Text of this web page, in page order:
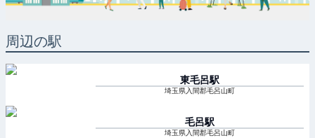
周辺の駅
東毛呂駅
埼玉県入間郡毛呂山町
毛呂駅
埼玉県入間郡毛呂山町